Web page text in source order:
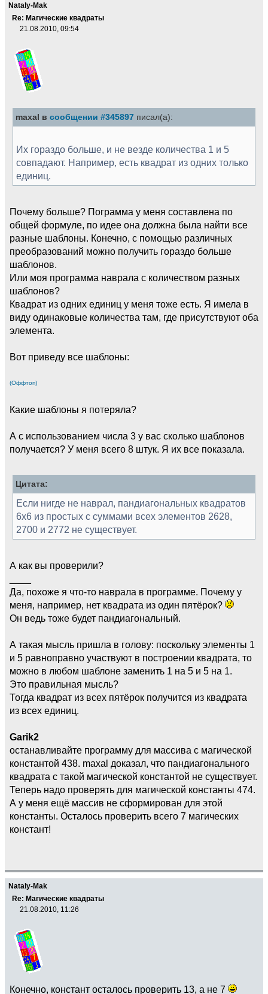
Nataly-Mak
Re: Магические квадраты
21.08.2010, 09:54
maxal в сообщении #345897 писал(а):
Их гораздо больше, и не везде количества 1 и 5
совпадают. Например, есть квадрат из одних только
единиц.
Почему больше? Пограмма у меня составлена по
общей формуле, по идее она должна была найти все
разные шаблоны. Конечно, с помощью различных
преобразований можно получить гораздо больше
шаблонов.
Или моя программа наврала с количеством разных
шаблонов?
Квадрат из одних единиц у меня тоже есть. Я имела в
виду одинаковые количества там, где присутствуют оба
элемента.
Вот приведу все шаблоны:
(Оффтоп)
Какие шаблоны я потеряла?
А с использованием числа 3 у вас сколько шаблонов
получается? У меня всего 8 штук. Я их все показала.
Цитата:
Если нигде не наврал, пандиагональных квадратов
6x6 из простых с суммами всех элементов 2628,
2700 и 2772 не существует.
А как вы проверили?
Да, похоже я что-то наврала в программе. Почему у
меня, например, нет квадрата из один пятёрок?
Он ведь тоже будет пандиагональный.
А такая мысль пришла в голову: поскольку элементы 1
и 5 равноправно участвуют в построении квадрата, то
можно в любом шаблоне заменить 1 на 5 и 5 на 1.
Это правильная мысль?
Тогда квадрат из всех пятёрок получится из квадрата
из всех единиц.
Garik2
останавливайте программу для массива с магической
константой 438. maxal доказал, что пандиагонального
квадрата с такой магической константой не существует.
Теперь надо проверять для магической константы 474.
А у меня ещё массив не сформирован для этой
константы. Осталось проверить всего 7 магических
констант!
Nataly-Mak
Re: Магические квадраты
21.08.2010, 11:26
Конечно, констант осталось проверить 13, а не 7